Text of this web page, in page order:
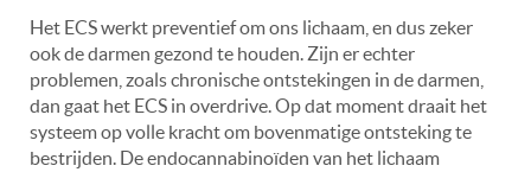
Het ECS werkt preventief om ons lichaam, en dus zeker
ook de darmen gezond te houden. Zijn er echter
problemen, zoals chronische ontstekingen in de darmen,
dan gaat het ECS in overdrive. Op dat moment draait het
systeem op volle kracht om bovenmatige ontsteking te
bestrijden. De endocannabinoïden van het lichaam